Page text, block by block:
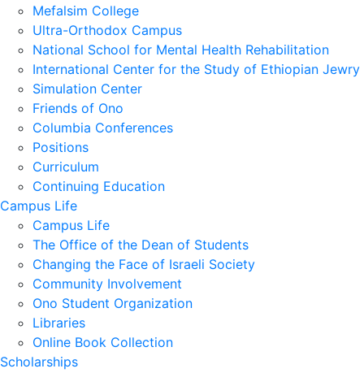
Mefalsim College
Ultra-Orthodox Campus
National School for Mental Health Rehabilitation
International Center for the Study of Ethiopian Jewry
Simulation Center
Friends of Ono
Columbia Conferences
Positions
Curriculum
Continuing Education
Campus Life
Campus Life
The Office of the Dean of Students
Changing the Face of Israeli Society
Community Involvement
Ono Student Organization
Libraries
Online Book Collection
Scholarships